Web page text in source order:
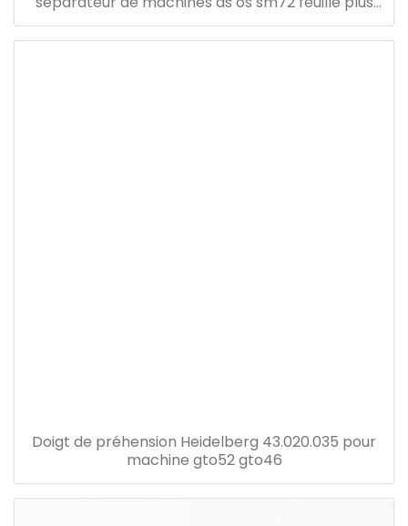
lisse
Doigt de préhension Heidelberg 43.020.035 pour
machine gto52 gto46